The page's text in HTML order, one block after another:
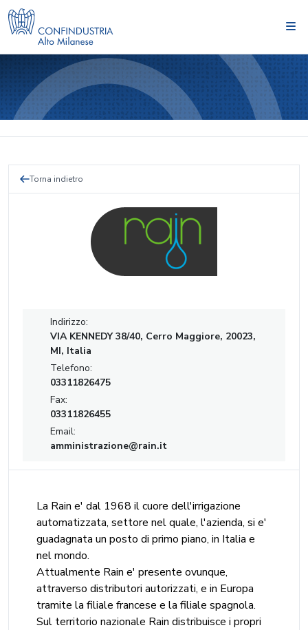
Torna indietro
Indirizzo:
VIA KENNEDY 38/40, Cerro Maggiore, 20023,
MI, Italia
Telefono:
03311826475
Fax:
03311826455
Email:
amministrazione@rain.it
La Rain e' dal 1968 il cuore dell'irrigazione
automatizzata, settore nel quale, l'azienda, si e'
guadagnata un posto di primo piano, in Italia e
nel mondo.
Attualmente Rain e' presente ovunque,
attraverso distributori autorizzati, e in Europa
tramite la filiale francese e la filiale spagnola.
Sul territorio nazionale Rain distribuisce i propri